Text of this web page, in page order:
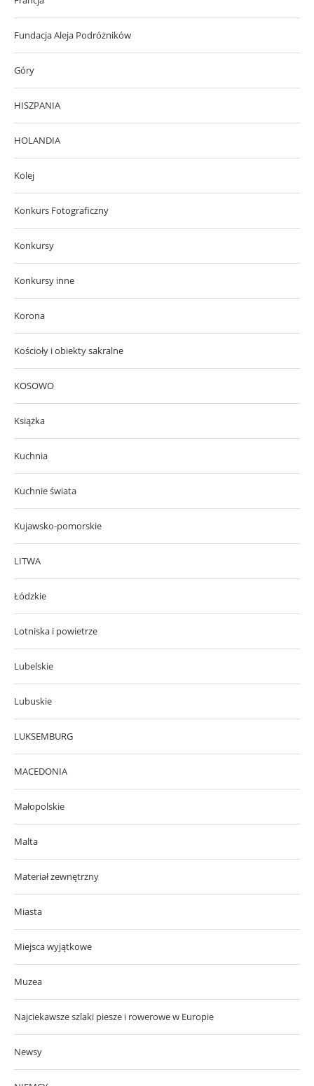
Fundacja Aleja Podróżników
Góry
HISZPANIA
HOLANDIA
Kolej
Konkurs Fotograficzny
Konkursy
Konkursy inne
Korona
Kościoły i obiekty sakralne
KOSOWO
Książka
Kuchnia
Kuchnie świata
Kujawsko-pomorskie
LITWA
Łódzkie
Lotniska i powietrze
Lubelskie
Lubuskie
LUKSEMBURG
MACEDONIA
Małopolskie
Malta
Materiał zewnętrzny
Miasta
Miejsca wyjątkowe
Muzea
Najciekawsze szlaki piesze i rowerowe w Europie
Newsy